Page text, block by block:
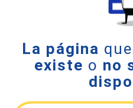
La página
existe o no